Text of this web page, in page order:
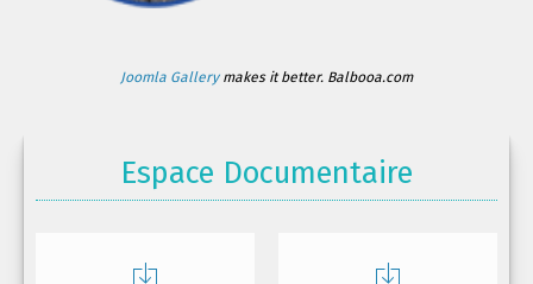
Joomla Gallerymakes it better. Balbooa.com
Espace Documentaire